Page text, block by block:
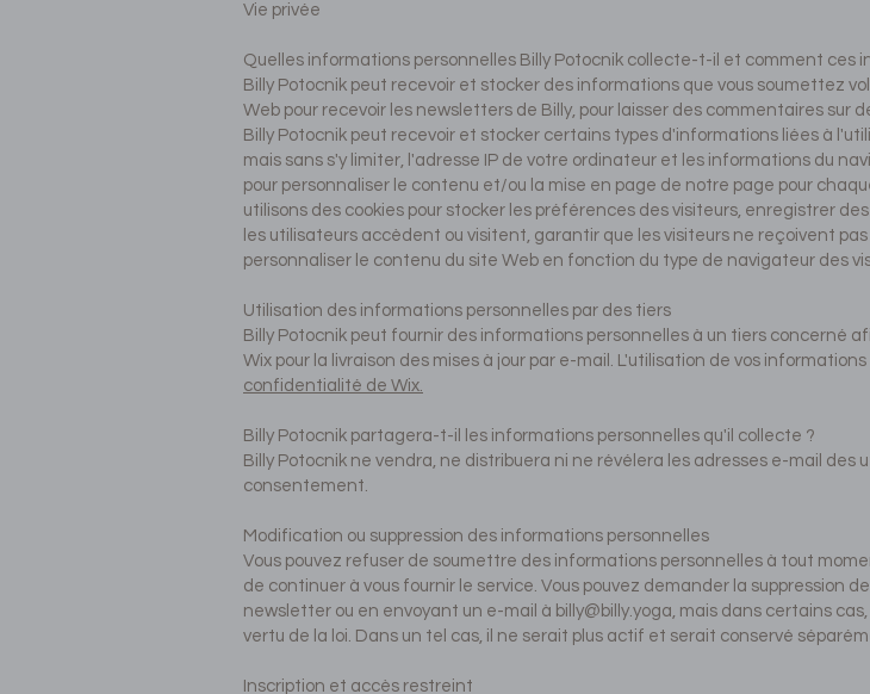
Vie privée
Quelles informations personnelles Billy Potocnik collecte-t-il et comment ces
Billy Potocnik peut recevoir et stocker des informations que vous soumettez
Web pour recevoir les newsletters de Billy, pour laisser des commentaires sur
Billy Potocnik peut recevoir et stocker certains types d'informations liées à
mais sans s'y limiter, l'adresse IP de votre ordinateur et les informations du
pour personnaliser le contenu et/ou la mise en page de notre page pour
utilisons des cookies pour stocker les préférences des visiteurs, enregistrer
les utilisateurs accèdent ou visitent, garantir que les visiteurs ne reçoivent
personnaliser le contenu du site Web en fonction du type de navigateur des
Utilisation des informations personnelles par des tiers
Billy Potocnik peut fournir des informations personnelles à un tiers concerné
Wix pour la livraison des mises à jour par e-mail. L'utilisation de vos
confidentialité de Wix.
Billy Potocnik partagera-t-il les informations personnelles qu'il collecte ?
Billy Potocnik ne vendra, ne distribuera ni ne révélera les adresses e-mail
consentement.
Modification ou suppression des informations personnelles
Vous pouvez refuser de soumettre des informations personnelles à tout
de continuer à vous fournir le service. Vous pouvez demander la suppression
newsletter ou en envoyant un e-mail à billy@billy.yoga, mais dans certains
vertu de la loi. Dans un tel cas, il ne serait plus actif et serait conservé
Inscription et accès restreint